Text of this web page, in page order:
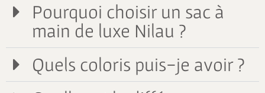
Pourquoi choisir un sac à
main de luxe Nilau ?
Quels coloris puis-je avoir ?